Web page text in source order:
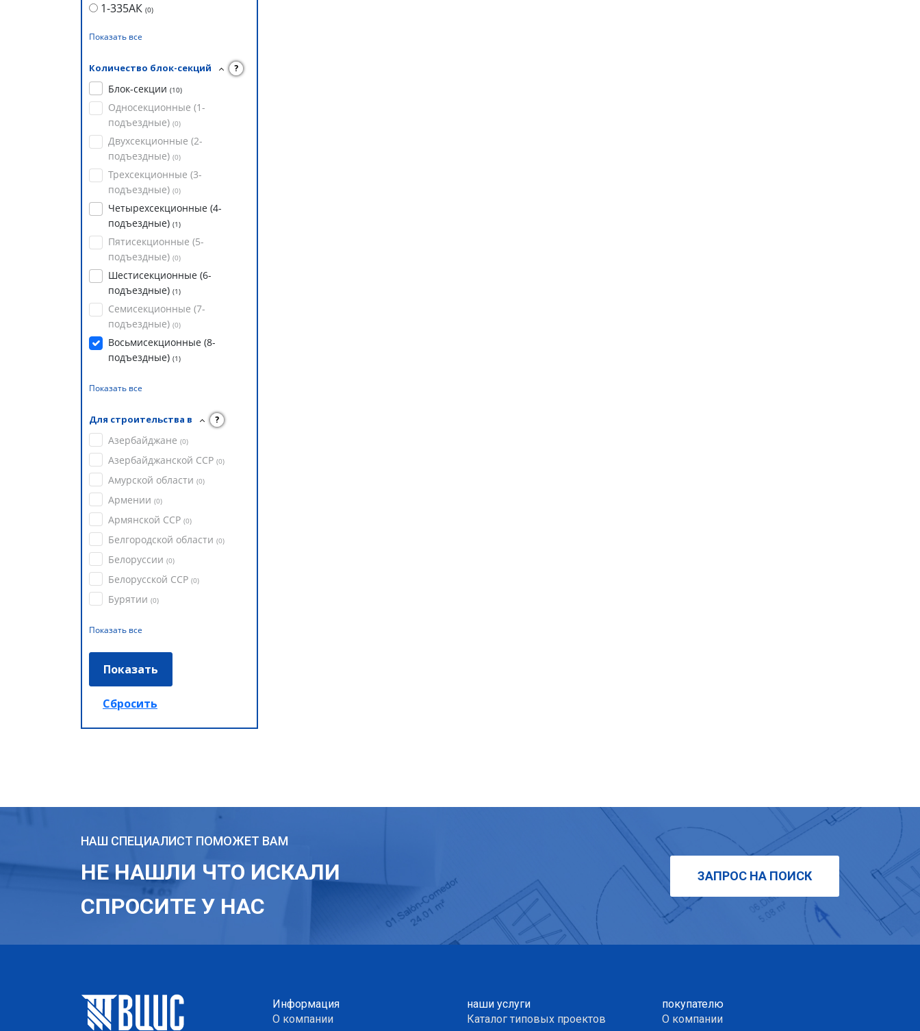
1-335АК (0)
Показать все
Количество блок-секций ?
Блок-секции (10)
Односекционные (1-
подъездные) (0)
Двухсекционные (2-
подъездные) (0)
Трехсекционные (3-
подъездные) (0)
Четырехсекционные (4-
подъездные) (1)
Пятисекционные (5-
подъездные) (0)
Шестисекционные (6-
подъездные) (1)
Семисекционные (7-
подъездные) (0)
Восьмисекционные (8-
подъездные) (1)
Показать все
Для строительства в ?
Азербайджане (0)
Азербайджанской ССР (0)
Амурской области (0)
Армении (0)
Армянской ССР (0)
Белгородской области (0)
Белоруссии (0)
Белорусской ССР (0)
Бурятии (0)
Показать все
НАШ СПЕЦИАЛИСТ ПОМОЖЕТ ВАМ
НЕ НАШЛИ ЧТО ИСКАЛИ
СПРОСИТЕ У НАС
ЗАПРОС НА ПОИСК
Информация
О компании
наши услуги
Каталог типовых проектов
покупателю
О компании